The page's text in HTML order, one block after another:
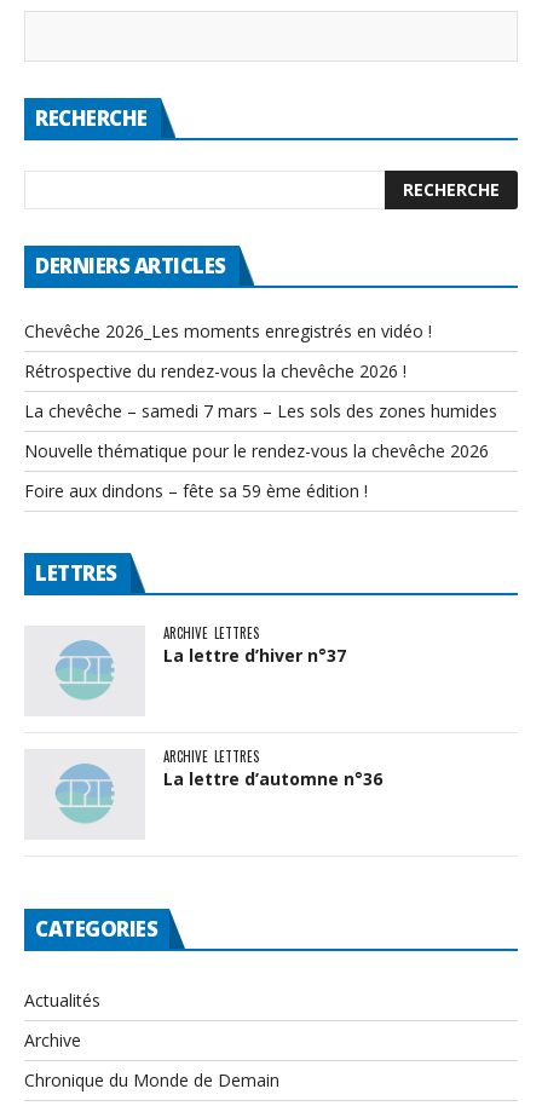
RECHERCHE
DERNIERS ARTICLES
Chevêche 2026_Les moments enregistrés en vidéo !
Rétrospective du rendez-vous la chevêche 2026 !
La chevêche – samedi 7 mars – Les sols des zones humides
Nouvelle thématique pour le rendez-vous la chevêche 2026
Foire aux dindons – fête sa 59 ème édition !
LETTRES
ARCHIVE LETTRES
La lettre d’hiver n°37
ARCHIVE LETTRES
La lettre d’automne n°36
CATEGORIES
Actualités
Archive
Chronique du Monde de Demain